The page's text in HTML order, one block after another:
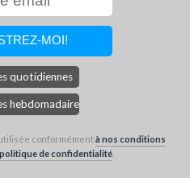
quotidiennes
hebdomadaires
conformémentà nos conditions
de confidentialité.